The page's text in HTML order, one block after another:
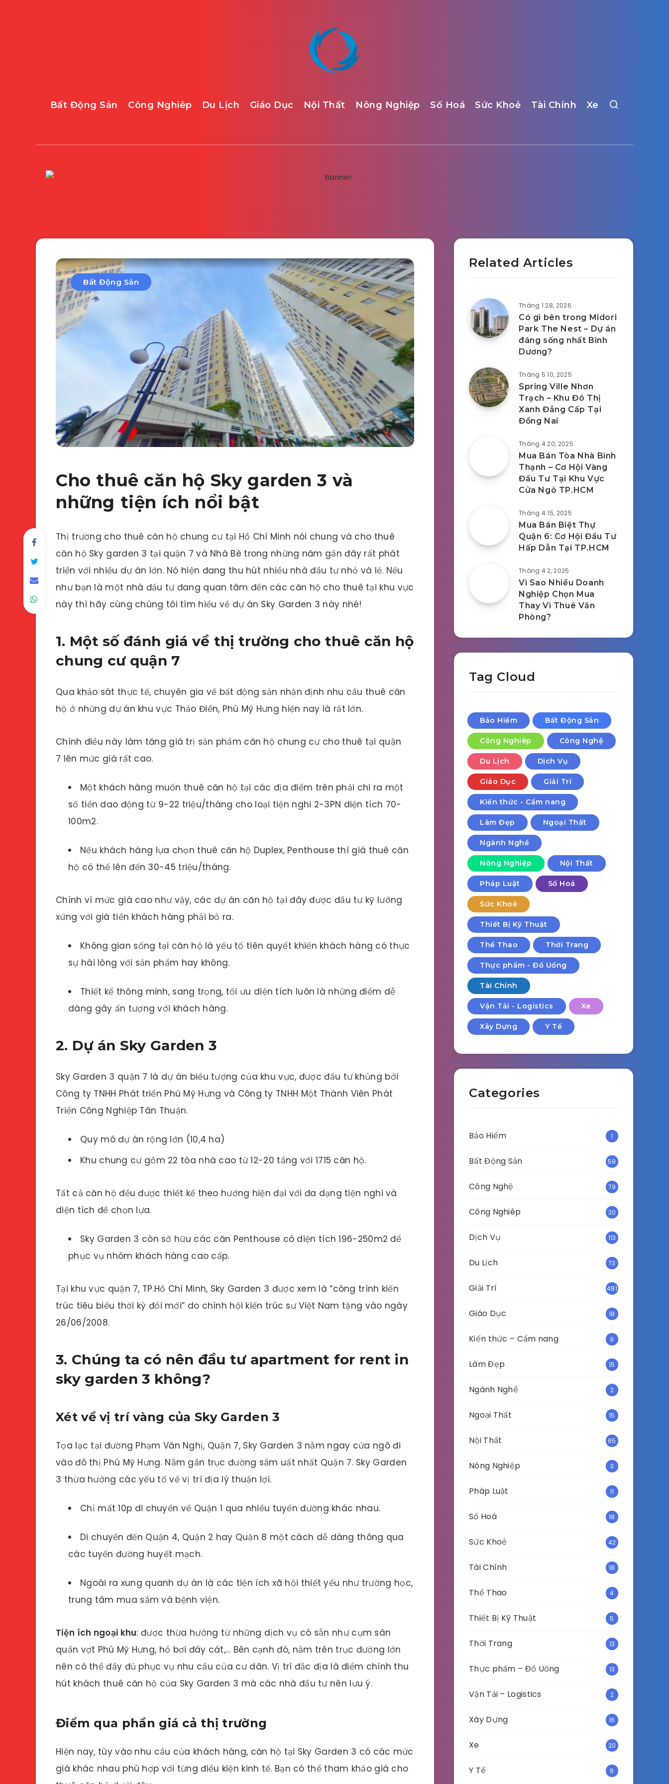
Bất Động Sản Công Nghiêp Du Lịch Giáo Dục Nội Thất Nông Nghiệp Số Hoá Sức Khoẻ Tài Chính Xe
Bất Động Sản
Cho thuê căn hộ Sky garden 3 và
những tiện ích nổi bật
Thị trường cho thuê căn hộ chung cư tại Hồ Chí Minh nói chung và cho thuê
căn hộ Sky garden 3 tại quận 7 và Nhà Bè trong những năm gần đây rất phát
triển với nhiều dự án lớn. Nó hiện đang thu hút nhiều nhà đầu tư nhỏ và lẻ. Nếu
như bạn là một nhà đầu tư đang quan tâm đến các căn hộ cho thuê tại khu vực
này thì hãy cùng chúng tôi tìm hiểu về dự án Sky Garden 3 này nhé!
1. Một số đánh giá về thị trường cho thuê căn hộ
chung cư quận 7
Qua khảo sát thực tế, chuyên gia về bất động sản nhận định nhu cầu thuê căn
hộ ở những dự án khu vực Thảo Điền, Phú Mỹ Hưng hiện nay là rất lớn.
Chính điều này làm tăng giá trị sản phẩm căn hộ chung cư cho thuê tại quận
7 lên mức giá rất cao.
Một khách hàng muốn thuê căn hộ tại các địa điểm trên phải chi ra một
số tiền dao động từ 9-22 triệu/tháng cho loại tiện nghi 2-3PN diện tích 70-
100m2.
Nếu khách hàng lựa chọn thuê căn hộ Duplex, Penthouse thì giá thuê căn
hộ có thể lên đến 30-45 triệu/tháng.
Chính vì mức giá cao như vậy, các dự án căn hộ tại đây được đầu tư kỹ lưỡng
xứng với giá tiền khách hàng phải bỏ ra.
Không gian sống tại căn hộ là yếu tố tiên quyết khiến khách hàng có thực
sự hài lòng với sản phẩm hay không.
Thiết kế thông minh, sang trọng, tối ưu diện tích luôn là những điểm dễ
dàng gây ấn tượng với khách hàng.
2. Dự án Sky Garden 3
Sky Garden 3 quận 7 là dự án biểu tượng của khu vực, được đầu tư khủng bởi
Công ty TNHH Phát triển Phú Mỹ Hưng và Công ty TNHH Một Thành Viên Phát
Triển Công Nghiệp Tân Thuận.
Quy mô dự án rộng lớn (10,4 ha)
Khu chung cư gồm 22 tòa nhà cao từ 12-20 tầng với 1715 căn hộ.
Tất cả căn hộ đều được thiết kế theo hướng hiện đại với đa dạng tiện nghi và
diện tích để chọn lựa.
Sky Garden 3 còn sở hữu các căn Penthouse có diện tích 196-250m2 để
phục vụ nhóm khách hàng cao cấp.
Tại khu vực quận 7, TP.Hồ Chí Minh, Sky Garden 3 được xem là “công trình kiến
trúc tiêu biểu thời kỳ đổi mới” do chính hội kiến trúc sư Việt Nam tặng vào ngày
26/06/2008.
3. Chúng ta có nên đầu tư apartment for rent in
sky garden 3 không?
Xét về vị trí vàng của Sky Garden 3
Tọa lạc tại đường Phạm Văn Nghị, Quận 7, Sky Garden 3 nằm ngay cửa ngõ đi
vào đô thị Phú Mỹ Hưng. Nằm gần trục đường sầm uất nhất Quận 7. Sky Garden
3 thừa hưởng các yếu tố về vị trí địa lý thuận lợi.
Chỉ mất 10p di chuyển về Quận 1 qua nhiều tuyến đường khác nhau.
Di chuyển đến Quận 4, Quận 2 hay Quận 8 một cách dễ dàng thông qua
các tuyến đường huyết mạch.
Ngoài ra xung quanh dự án là các tiện ích xã hội thiết yếu như trường học,
trung tâm mua sắm và bệnh viện.
Tiện ích ngoại khu: được thừa hưởng từ những dịch vụ có sẵn như cụm sân
quần vợt Phú Mỹ Hưng, hồ bơi đáy cát,… Bên cạnh đó, nằm trên trục đường lớn
nên có thể đầy đủ phục vụ nhu cầu của cư dân. Vị trí đắc địa là điểm chính thu
hút khách thuê căn hộ của Sky Garden 3 mà các nhà đầu tư nên lưu ý.
Điểm qua phần giá cả thị trường
Hiện nay, tùy vào nhu cầu của khách hàng, căn hộ tại Sky Garden 3 có các mức
giá khác nhau phù hợp với từng điều kiện kinh tế. Bạn có thể tham khảo giá cho
Related Articles
Tháng 1 28, 2026
Có gì bên trong Midori
Park The Nest – Dự án
đáng sống nhất Bình
Dương?
Tháng 5 10, 2025
Spring Ville Nhơn
Trạch – Khu Đô Thị
Xanh Đẳng Cấp Tại
Đồng Nai
Tháng 4 20, 2025
Mua Bán Tòa Nhà Bình
Thạnh – Cơ Hội Vàng
Đầu Tư Tại Khu Vực
Cửa Ngõ TP.HCM
Tháng 4 15, 2025
Mua Bán Biệt Thự
Quận 6: Cơ Hội Đầu Tư
Hấp Dẫn Tại TP.HCM
Tháng 4 2, 2025
Vì Sao Nhiều Doanh
Nghiệp Chọn Mua
Thay Vì Thuê Văn
Phòng?
Tag Cloud
Bảo Hiểm Bất Động Sản
Công Nghiêp Công Nghệ
Du Lịch Dịch Vụ
Giáo Dục Giải Trí
Kiến thức - Cẩm nang
Làm Đẹp Ngoại Thất
Ngành Nghề
Nông Nghiệp Nội Thất
Pháp Luật Số Hoá
Sức Khoẻ
Thiết Bị Kỹ Thuật
Thể Thao Thời Trang
Thực phẩm - Đồ Uống
Tài Chính
Vận Tải - Logistics Xe
Xây Dựng Y Tế
Categories
Bảo Hiểm 1
Bất Động Sản 59
Công Nghệ 79
Công Nghiêp 20
Dịch Vụ 113
Du Lịch 73
Giải Trí 481
Giáo Dục 18
Kiến thức – Cẩm nang 9
Làm Đẹp 15
Ngành Nghề 2
Ngoại Thất 15
Nội Thất 65
Nông Nghiệp 3
Pháp Luật 11
Số Hoá 18
Sức Khoẻ 42
Tài Chính 18
Thể Thao 4
Thiết Bị Kỹ Thuật 5
Thời Trang 13
Thực phẩm – Đồ Uống 13
Vận Tải – Logistics 2
Xây Dựng 16
Xe 20
Y Tế 6